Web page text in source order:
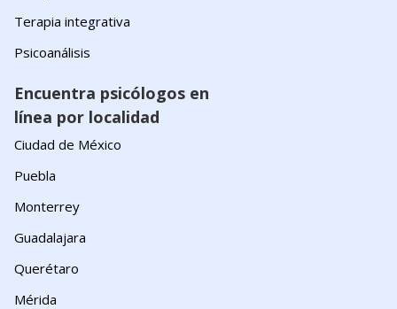
Terapia integrativa
Psicoanálisis
Encuentra psicólogos en
línea por localidad
Ciudad de México
Puebla
Monterrey
Guadalajara
Querétaro
Mérida